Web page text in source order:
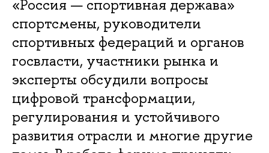
«Россия — спортивная держава»
спортсмены, руководители
спортивных федераций и органов
госвласти, участники рынка и
эксперты обсудили вопросы
цифровой трансформации,
регулирования и устойчивого
развития отрасли и многие другие